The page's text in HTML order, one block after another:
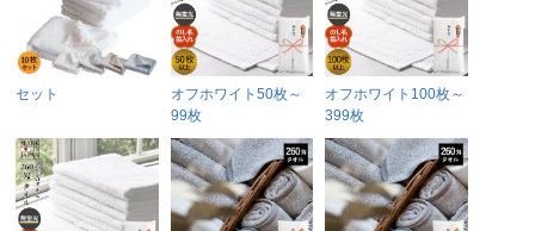
セット
オフホワイト50枚～
99枚
オフホワイト100枚～
399枚